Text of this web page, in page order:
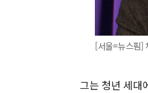
[서울=뉴스핌
그는 청년 세대